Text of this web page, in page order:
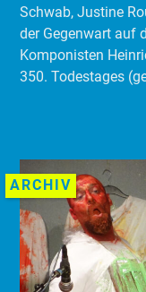
Schwab, Justine
der Gegenwart auf
Komponisten
350. Todestages
ARCHIV